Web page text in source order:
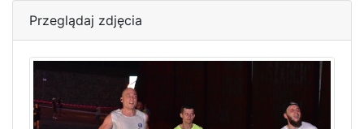
Przeglądaj zdjęcia